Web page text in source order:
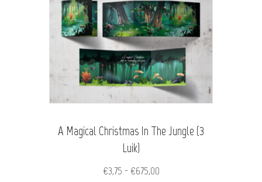
A Magical Christmas In The Jungle (3
Luik)
€3,75 - €675,00Prijsklasse: